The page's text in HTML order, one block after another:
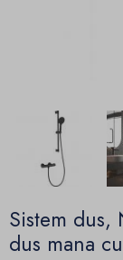
Sistem dus,
dus mana